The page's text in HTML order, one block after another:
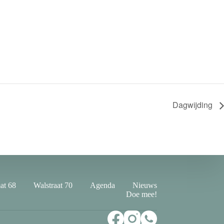
Dagwijding
68 Walstraat 70 Agenda
Nieuws
Doe mee!